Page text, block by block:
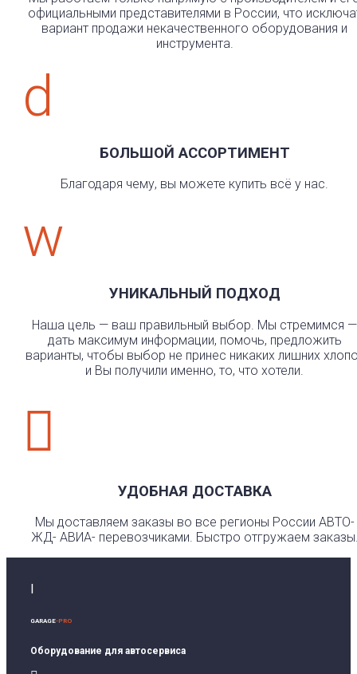
официальными представителями в России, что
вариант продажи некачественного оборудования и
инструмента.
d
БОЛЬШОЙ АССОРТИМЕНТ
Благодаря чему, вы можете купить всё у нас.
w
УНИКАЛЬНЫЙ ПОДХОД
Наша цель — ваш правильный выбор. Мы стремимся —
дать максимум информации, помочь, предложить
варианты, чтобы выбор не принес никаких лишних
и Вы получили именно, то, что хотели.

УДОБНАЯ ДОСТАВКА
Мы доставляем заказы во все регионы России АВТО-
ЖД- АВИА- перевозчиками. Быстро отгружаем
GARAGE-PRO
Оборудование для автосервиса